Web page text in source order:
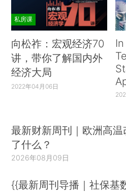
私房课
向松祚：宏观经济70
讲，带你了解国内外
经济大局
2022年04月06日
最新财新周刊｜欧洲高温
了什么？
2026年08月09日
{{最新周刊导播｜社保基